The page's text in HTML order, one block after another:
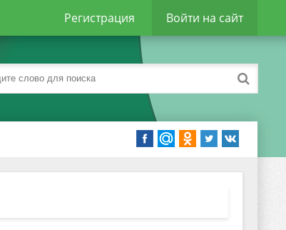
Регистрация Войти на сайт